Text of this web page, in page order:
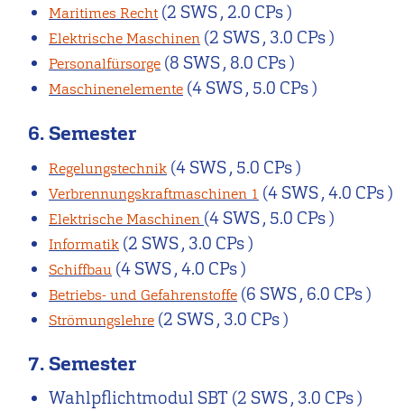
Maritimes Recht (2 SWS , 2.0 CPs )
Elektrische Maschinen (2 SWS , 3.0 CPs )
Personalfürsorge (8 SWS , 8.0 CPs )
Maschinenelemente (4 SWS , 5.0 CPs )
6. Semester
Regelungstechnik (4 SWS , 5.0 CPs )
Verbrennungskraftmaschinen 1 (4 SWS , 4.0 CPs )
Elektrische Maschinen (4 SWS , 5.0 CPs )
Informatik (2 SWS , 3.0 CPs )
Schiffbau (4 SWS , 4.0 CPs )
Betriebs- und Gefahrenstoffe (6 SWS , 6.0 CPs )
Strömungslehre (2 SWS , 3.0 CPs )
7. Semester
Wahlpflichtmodul SBT (2 SWS , 3.0 CPs )